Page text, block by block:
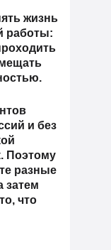
жизнь
работы:
и без
Поэтому
разные
затем
что